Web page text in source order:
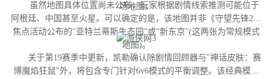
场地图。
虽然地图具体位置尚未公布，玩家根据剧情线索推测可能位于
阿根廷、中国甚至火星。可以确定的是，该地图并非《守望先锋2》
焦点活动公布的"亚特兰蒂斯生态园"或"新东京"(这两张为常规模式
地图)。
关于第19赛季中更新，凯勒确认除剧情回顾器与"神话皮肤：赛
博魔焰狂鼠"外，将包含专门针对6v6模式的平衡调整。该经典模式